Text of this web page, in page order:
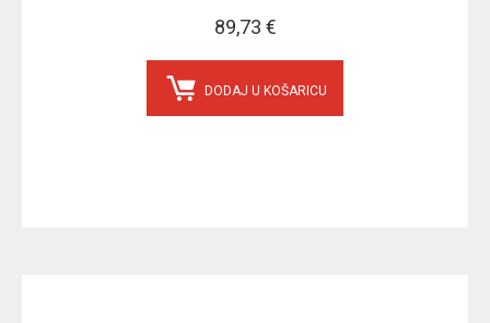
89,73 €
DODAJ U KOŠARICU